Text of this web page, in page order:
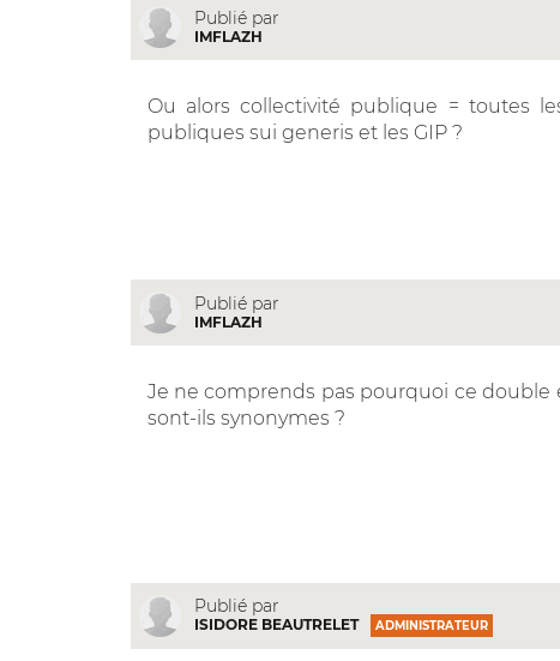
Publié par
IMFLAZH
Ou alors collectivité publique = toutes
publiques sui generis et les GIP ?
Publié par
IMFLAZH
Je ne comprends pas pourquoi ce
sont-ils synonymes ?
Publié par
ISIDORE BEAUTRELET ADMINISTRATEUR